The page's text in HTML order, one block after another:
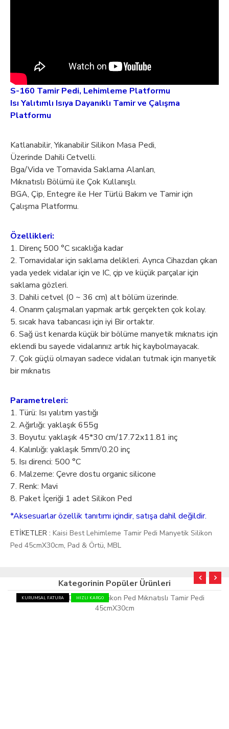
S-160 Tamir Pedi, Lehimleme Platformu
Isı Yalıtımlı Isıya Dayanıklı Tamir ve Çalışma
Platformu
Katlanabilir, Yıkanabilir Silikon Masa Pedi,
Üzerinde Dahili Cetvelli.
Bga/Vida ve Tornavida Saklama Alanları,
Mıknatıslı Bölümü ile Çok Kullanışlı.
BGA, Çip, Entegre ile Her Türlü Bakım ve Tamir için
Çalışma Platformu.
Özellikleri:
1. Direnç 500 °C sıcaklığa kadar
2. Tornavidalar için saklama delikleri. Ayrıca Cihazdan çıkan
yada yedek vidalar için ve IC, çip ve küçük parçalar için
saklama gözleri.
3. Dahili cetvel (0 ~ 36 cm) alt bölüm üzerinde.
4. Onarım çalışmaları yapmak artık gerçekten çok kolay.
5. sıcak hava tabancası için iyi Bir ortaktır.
6. Sağ üst kenarda küçük bir bölüme manyetik mıknatıs için
eklendi bu sayede vidalarınız artık hiç kaybolmayacak.
7. Çok güçlü olmayan sadece vidaları tutmak için manyetik
bir mıknatıs
Parametreleri:
1. Türü: Isı yalıtım yastığı
2. Ağırlığı: yaklaşık 655g
3. Boyutu: yaklaşık 45*30 cm/17.72x11.81 inç
4. Kalınlığı: yaklaşık 5mm/0.20 inç
5. Isı direnci: 500 °C
6. Malzeme: Çevre dostu organic silicone
7. Renk: Mavi
8. Paket İçeriği 1 adet Silikon Ped
*Aksesuarlar özellik tanıtımı içindir, satışa dahil değildir.
ETİKETLER : Kaisi Best Lehimleme Tamir Pedi Manyetik Silikon
Ped 45cmX30cm, Pad & Örtü, MBL
Kategorinin Popüler Ürünleri
KURUMSAL FATURA HIZLI KARGO